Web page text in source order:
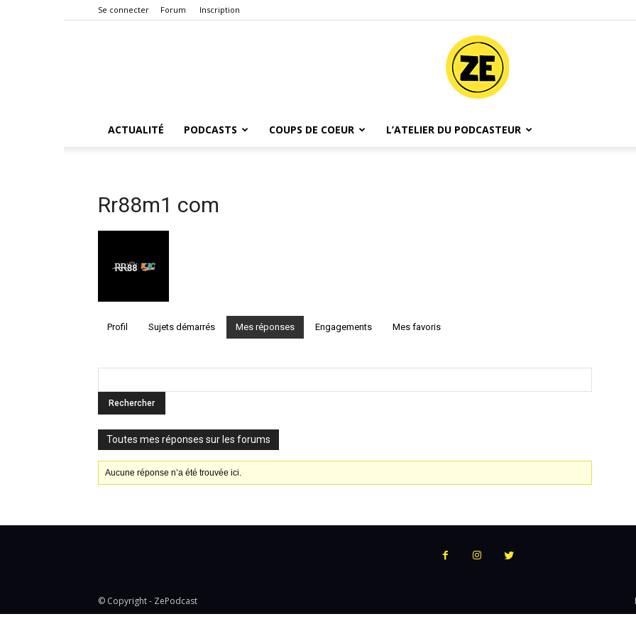
Se connecter Forum Inscription
ACTUALITÉ PODCASTS COUPS DE COEUR L’ATELIER DU PODCASTEUR
Rr88m1 com
Profil Sujets démarrés Mes réponses Engagements Mes favoris
Toutes mes réponses sur les forums
Aucune réponse n’a été trouvée ici.
© Copyright - ZePodcast